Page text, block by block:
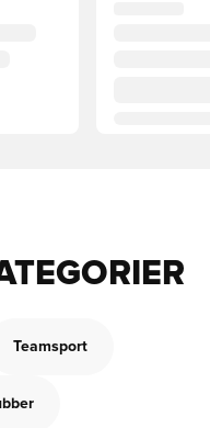
Teamsport